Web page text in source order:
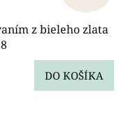
z bieleho zlata
DO KOŠÍKA